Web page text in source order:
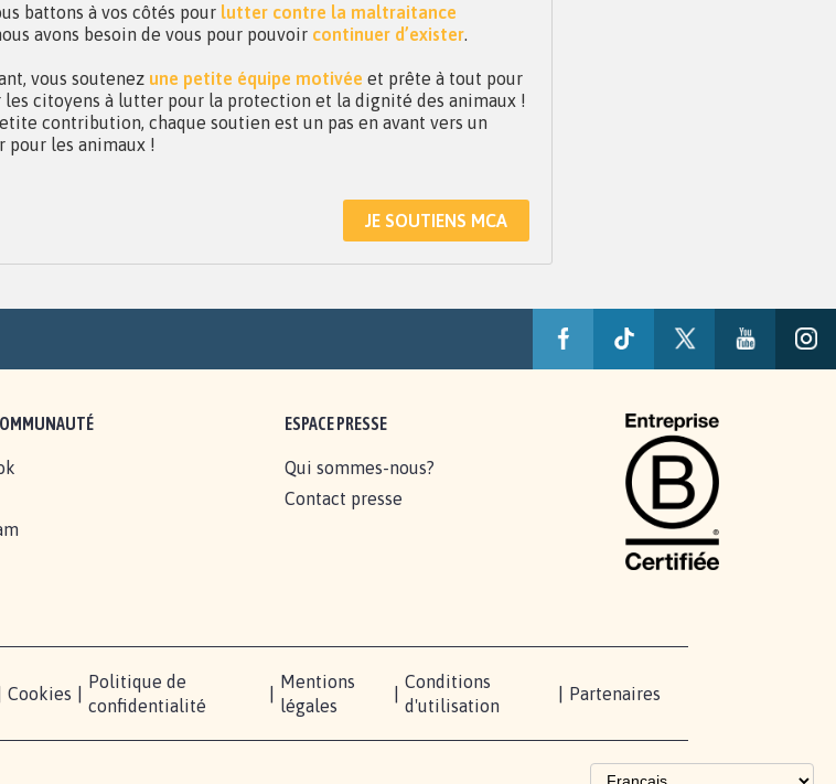
battons à vos côtés pour lutter contre la maltraitance
avons besoin de vous pour pouvoir continuer d’exister.
vous soutenez une petite équipe motivée et prête à tout pour
les citoyens à lutter pour la protection et la dignité des animaux !
contribution, chaque soutien est un pas en avant vers un
pour les animaux !
JE SOUTIENS MCA
ESPACE PRESSE
Qui sommes-nous?
Contact presse
Cookies
Politique de
confidentialité
Mentions
légales
Conditions
d'utilisation
Partenaires